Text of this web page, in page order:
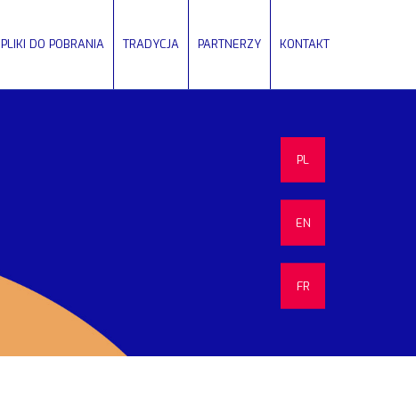
PLIKI DO POBRANIA TRADYCJA PARTNERZY KONTAKT
PL
EN
FR